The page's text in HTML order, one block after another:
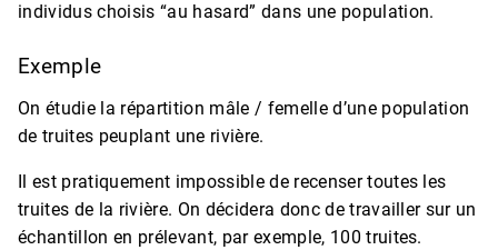
individus choisis “au hasard” dans une population.
Exemple
On étudie la répartition mâle / femelle d’une population
de truites peuplant une rivière.
Il est pratiquement impossible de recenser toutes les
truites de la rivière. On décidera donc de travailler sur un
échantillon en prélevant, par exemple, 100 truites.